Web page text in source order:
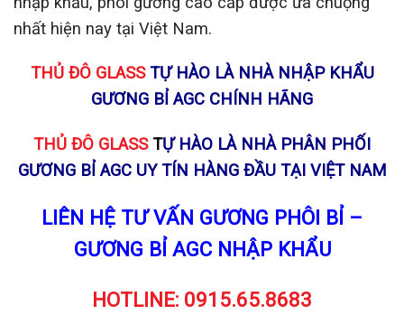
nhất hiện nay tại Việt Nam.
THỦ ĐÔ GLASS TỰ HÀO LÀ NHÀ NHẬP KHẨU
GƯƠNG BỈ AGC CHÍNH HÃNG
THỦ ĐÔ GLASSTỰ HÀO LÀ NHÀ PHÂN PHỐI
GƯƠNG BỈ AGC UY TÍN HÀNG ĐẦU TẠI VIỆT NAM
LIÊN HỆ TƯ VẤN GƯƠNG PHÔI BỈ –
GƯƠNG BỈ AGC NHẬP KHẨU
HOTLINE: 0915.65.8683